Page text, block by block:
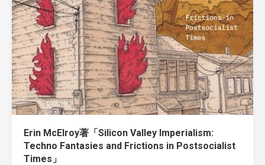
Erin McElroy著「Silicon Valley Imperialism:
Techno Fantasies and Frictions in Postsocialist
Times」